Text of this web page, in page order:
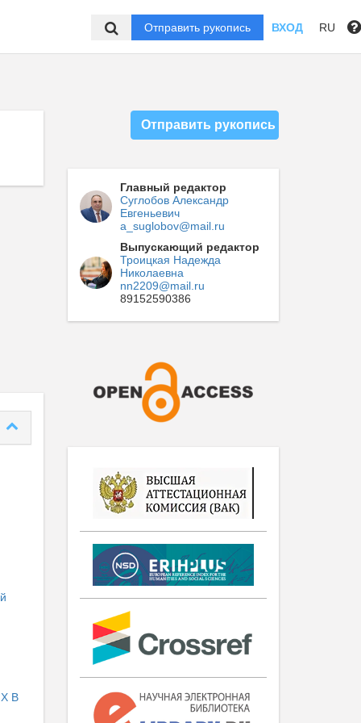
Отправить рукопись ВХОД RU
В
Отправить рукопись
Главный редактор
Суглобов Александр
Евгеньевич
a_suglobov@mail.ru
Выпускающий редактор
Троицкая Надежда
Николаевна
nn2209@mail.ru
89152590386